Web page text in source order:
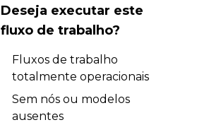
Deseja executar este
fluxo de trabalho?
Fluxos de trabalho
totalmente operacionais
Sem nós ou modelos
ausentes